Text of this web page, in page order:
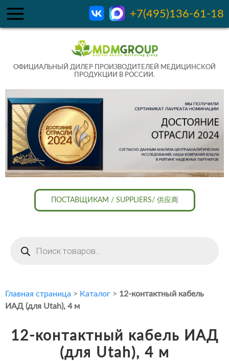
+7(495)136-61-18
ОФИЦИАЛЬНЫЙ ДИЛЕР ПРОИЗВОДИТЕЛЕЙ МЕДИЦИНСКОЙ
ПРОДУКЦИИ В РОССИИ.
ПОСТАВЩИКАМ / SUPPLIERS/ 供应商
товаров
Главная страница > Каталог > 12-контактный кабель
ИАД (для Utah), 4 м
12-контактный кабель ИАД
(для Utah), 4 м